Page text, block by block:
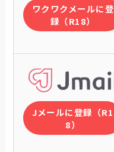
ワクワクメールに登
録（R18）
Jメールに登録（R1
8）